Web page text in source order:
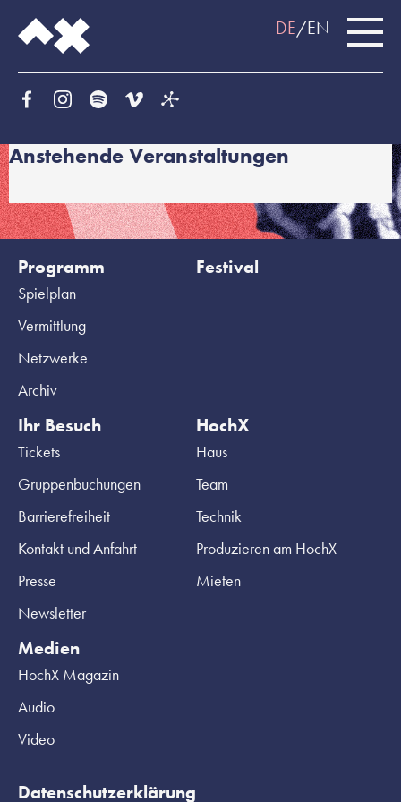
DE EN
Anstehende Veranstaltungen
Programm
Spielplan
Vermittlung
Netzwerke
Archiv
Festival
Ihr Besuch
Tickets
Gruppenbuchungen
Barrierefreiheit
Kontakt und Anfahrt
Presse
Newsletter
HochX
Haus
Team
Technik
Produzieren am HochX
Mieten
Medien
HochX Magazin
Audio
Video
Datenschutzerklärung